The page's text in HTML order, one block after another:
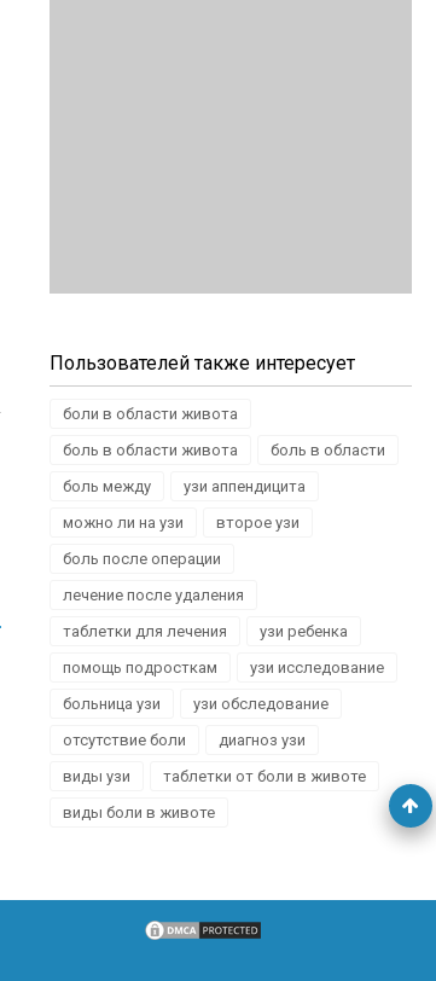
Пользователей также интересует
боли в области живота
боль в области живота
боль в области
боль между
узи аппендицита
можно ли на узи
второе узи
боль после операции
лечение после удаления
таблетки для лечения
узи ребенка
помощь подросткам
узи исследование
больница узи
узи обследование
отсутствие боли
диагноз узи
виды узи
таблетки от боли в животе
виды боли в животе